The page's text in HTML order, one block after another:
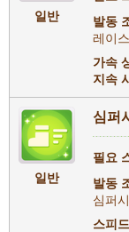
일반
발동
레이
가속
지속
일반
심퍼시
필요
발동
심퍼
스피